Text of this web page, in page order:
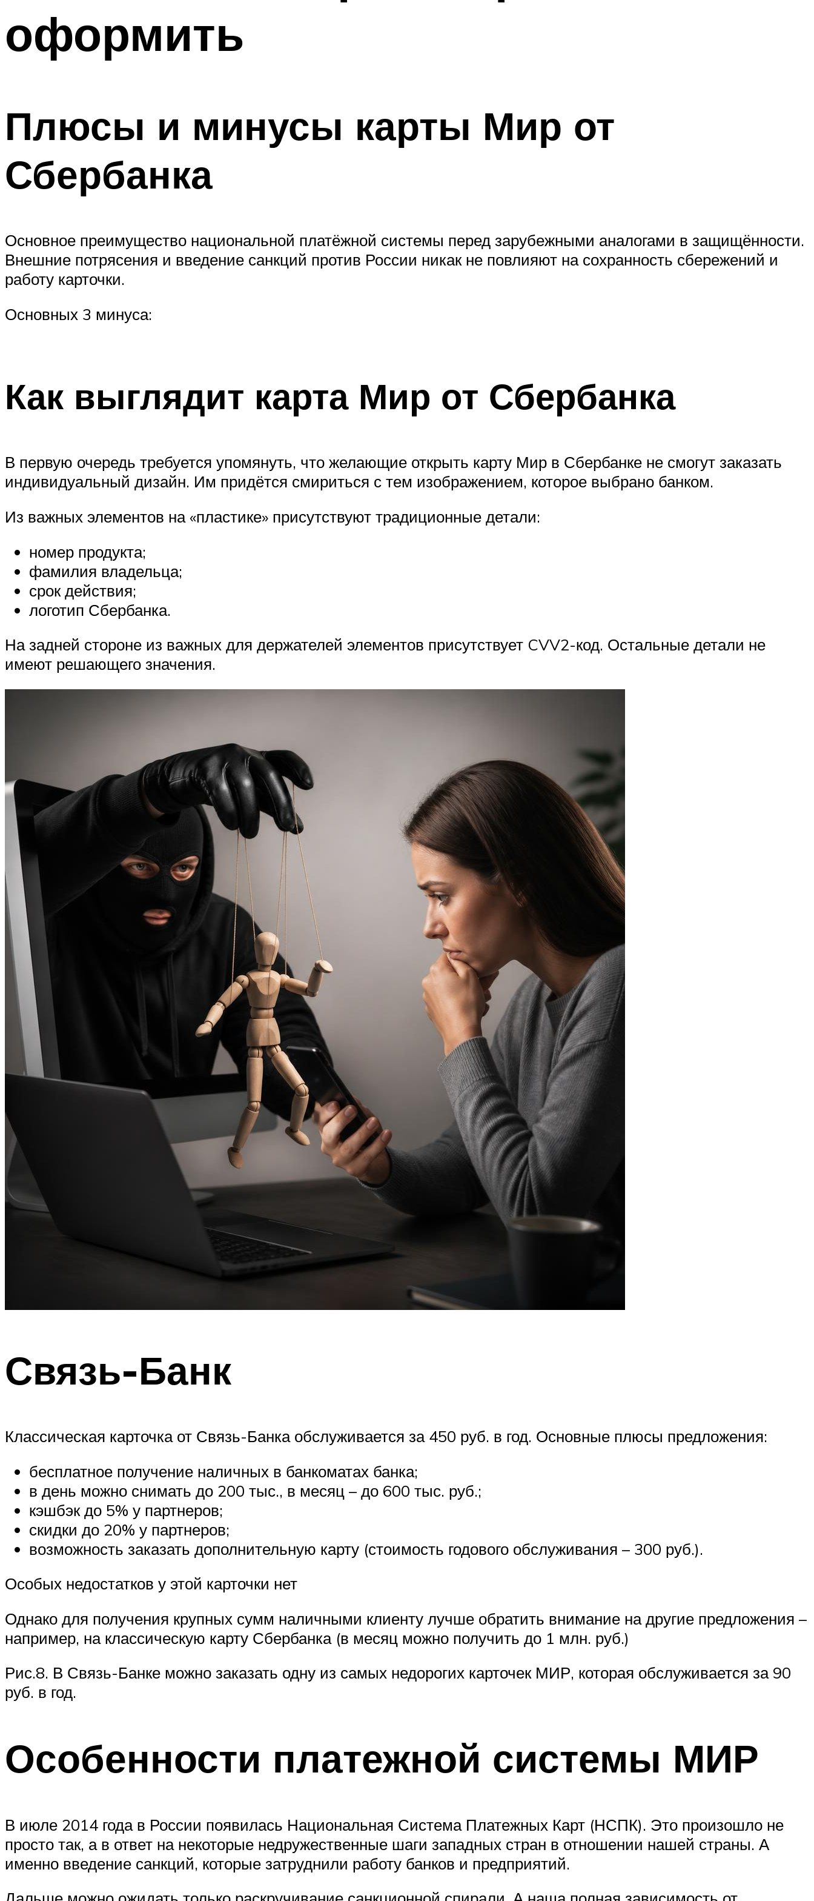
оформить
Плюсы и минусы карты Мир от
Сбербанка
Основное преимущество национальной платёжной системы перед зарубежными аналогами в защищённости.
Внешние потрясения и введение санкций против России никак не повлияют на сохранность сбережений и
работу карточки.
Основных 3 минуса:
Как выглядит карта Мир от Сбербанка
В первую очередь требуется упомянуть, что желающие открыть карту Мир в Сбербанке не смогут заказать
индивидуальный дизайн. Им придётся смириться с тем изображением, которое выбрано банком.
Из важных элементов на «пластике» присутствуют традиционные детали:
номер продукта;
фамилия владельца;
срок действия;
логотип Сбербанка.
На задней стороне из важных для держателей элементов присутствует CVV2-код. Остальные детали не
имеют решающего значения.
Связь-Банк
Классическая карточка от Связь-Банка обслуживается за 450 руб. в год. Основные плюсы предложения:
бесплатное получение наличных в банкоматах банка;
в день можно снимать до 200 тыс., в месяц – до 600 тыс. руб.;
кэшбэк до 5% у партнеров;
скидки до 20% у партнеров;
возможность заказать дополнительную карту (стоимость годового обслуживания – 300 руб.).
Особых недостатков у этой карточки нет
Однако для получения крупных сумм наличными клиенту лучше обратить внимание на другие предложения –
например, на классическую карту Сбербанка (в месяц можно получить до 1 млн. руб.)
Рис.8. В Связь-Банке можно заказать одну из самых недорогих карточек МИР, которая обслуживается за 90
руб. в год.
Особенности платежной системы МИР
В июле 2014 года в России появилась Национальная Система Платежных Карт (НСПК). Это произошло не
просто так, а в ответ на некоторые недружественные шаги западных стран в отношении нашей страны. А
именно введение санкций, которые затруднили работу банков и предприятий.